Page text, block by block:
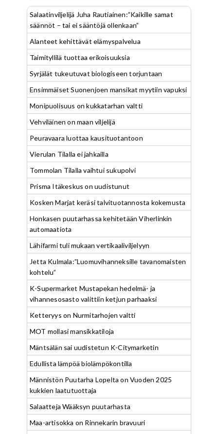
Salaatinviljelijä Juha Rautiainen:”Kaikille samat
säännöt – tai ei sääntöjä ollenkaan”
Alanteet kehittävät elämyspalvelua
Taimityllilä tuottaa erikoisuuksia
Syrjälät tukeutuvat biologiseen torjuntaan
Ensimmäiset Suonenjoen mansikat myytiin vapuksi
Monipuolisuus on kukkatarhan valtti
Vehviläinen on maan viljelijä
Peuravaara luottaa kausituotantoon
Vierulan Tilalla ei jahkailla
Tommolan Tilalla vaihtui sukupolvi
Prisma Itäkeskus on uudistunut
Kosken Marjat keräsi talvituotannosta kokemusta
Honkasen puutarhassa kehitetään Viherlinkin
automaatiota
Lähifarmi tuli mukaan vertikaaliviljelyyn
Jetta Kulmala:”Luomuvihanneksille tavanomaisten
kohtelu”
K-Supermarket Mustapekan hedelmä- ja
vihannesosasto valittiin ketjun parhaaksi
Ketteryys on Nurmitarhojen valtti
MOT mollasi mansikkatiloja
Mäntsälän sai uudistetun K-Citymarketin
Edullista lämpöä biolämpökontilla
Männistön Puutarha Lopelta on Vuoden 2025
kukkien laatutuottaja
Salaatteja Wääksyn puutarhasta
Maa-artisokka on Rinnekarin bravuuri